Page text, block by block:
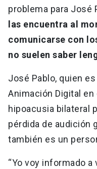
problema para José
las encuentra al
comunicarse con
no suelen saber
José Pablo, quien
Animación Digital en
hipoacusia bilateral
pérdida de audición
también es un
“Yo voy informado a